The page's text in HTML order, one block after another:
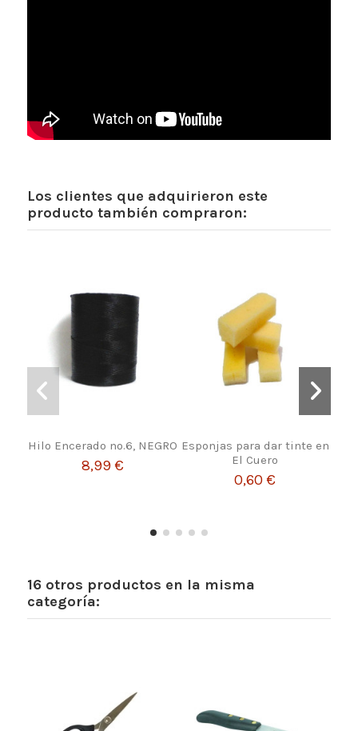
Los clientes que adquirieron este
producto también compraron:
Hilo Encerado nº.6, NEGRO
8,99 €
Esponjas para dar tinte en
El Cuero
0,60 €
16 otros productos en la misma
categoría: